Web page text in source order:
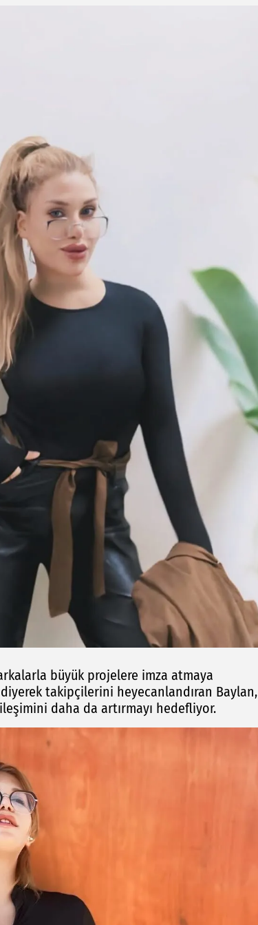
büyük projelere imza atmaya
diyerek takipçilerini heyecanlandıran Baylan,
daha da artırmayı hedefliyor.